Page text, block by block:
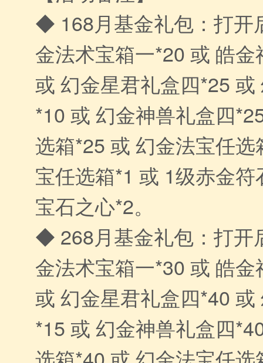
◆ 168月基金礼包：打开
金法术宝箱一*20 或 皓
或 幻金星君礼盒四*25
*10 或 幻金神兽礼盒四
选箱*25 或 幻金法宝任
宝任选箱*1 或 1级赤金
宝石之心*2。
◆ 268月基金礼包：打开
金法术宝箱一*30 或 皓
或 幻金星君礼盒四*40
*15 或 幻金神兽礼盒四